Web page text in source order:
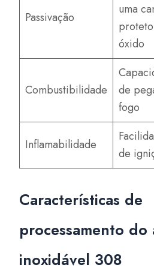
Passivação
uma
óxido
Combustibilidade
de
fogo
Inflamabilidade
de
Características de
processamento do
inoxidável 308